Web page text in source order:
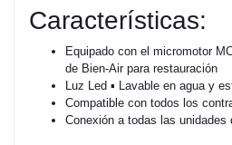
Características:
Equipado con el micromotor
de Bien-Air para restauración
Luz Led ▪ Lavable en agua y
Compatible con todos los
Conexión a todas las unidades